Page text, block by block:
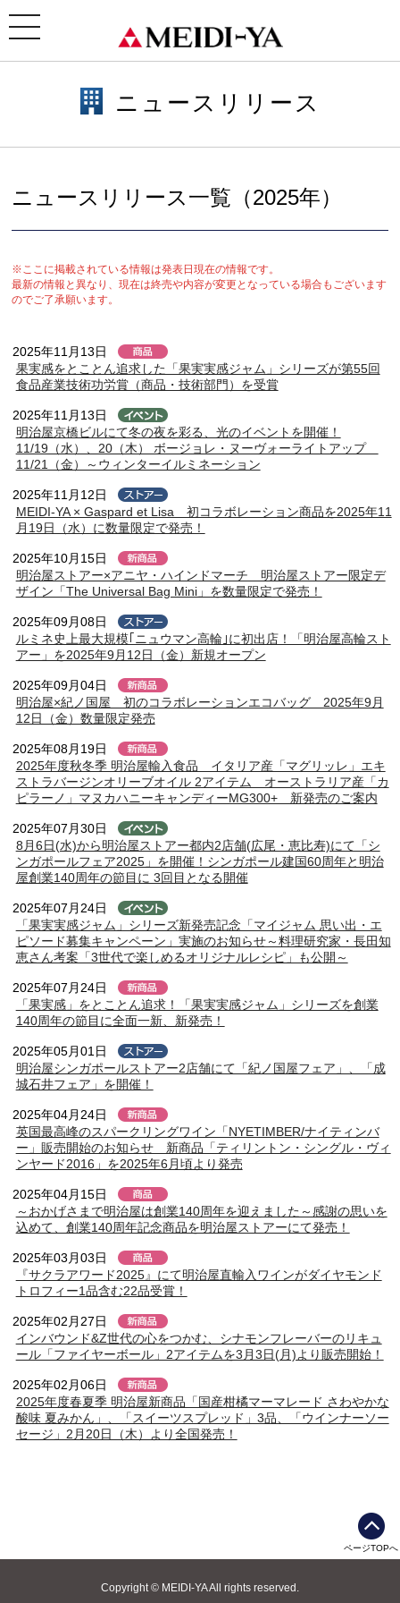
toggle
navigation
ニュースリリース
ニュースリリース一覧（2025年）
※ここに掲載されている情報は発表日現在の情報です。
最新の情報と異なり、現在は終売や内容が変更となっている場合もございます
のでご了承願います。
2025年11月13日
果実感をとことん追求した「果実実感ジャム」シリーズが第55回
食品産業技術功労賞（商品・技術部門）を受賞
2025年11月13日
明治屋京橋ビルにて冬の夜を彩る、光のイベントを開催！
11/19（水）、20（木） ボージョレ・ヌーヴォーライトアップ
11/21（金）～ウィンターイルミネーション
2025年11月12日
MEIDI-YA × Gaspard et Lisa 初コラボレーション商品を2025年11
月19日（水）に数量限定で発売！
2025年10月15日
明治屋ストアー×アニヤ・ハインドマーチ 明治屋ストアー限定デ
ザイン「The Universal Bag Mini」を数量限定で発売！
2025年09月08日
ルミネ史上最大規模｢ニュウマン高輪｣に初出店！「明治屋高輪スト
アー」を2025年9月12日（金）新規オープン
2025年09月04日
明治屋×紀ノ国屋 初のコラボレーションエコバッグ 2025年9月
12日（金）数量限定発売
2025年08月19日
2025年度秋冬季 明治屋輸入食品 イタリア産「マグリッレ」エキ
ストラバージンオリーブオイル 2アイテム オーストラリア産「カ
ピラーノ」マヌカハニーキャンディーMG300+ 新発売のご案内
2025年07月30日
8月6日(水)から明治屋ストアー都内2店舗(広尾・恵比寿)にて「シ
ンガポールフェア2025」を開催！シンガポール建国60周年と明治
屋創業140周年の節目に 3回目となる開催
2025年07月24日
「果実実感ジャム」シリーズ新発売記念「マイジャム 思い出・エ
ピソード募集キャンペーン」実施のお知らせ～料理研究家・長田知
恵さん考案「3世代で楽しめるオリジナルレシピ」も公開～
2025年07月24日
「果実感」をとことん追求！「果実実感ジャム」シリーズを創業
140周年の節目に全面一新、新発売！
2025年05月01日
明治屋シンガポールストアー2店舗にて「紀ノ国屋フェア」、「成
城石井フェア」を開催！
2025年04月24日
英国最高峰のスパークリングワイン「NYETIMBER/ナイティンバ
ー」販売開始のお知らせ 新商品「ティリントン・シングル・ヴィ
ンヤード2016」を2025年6月頃より発売
2025年04月15日
～おかげさまで明治屋は創業140周年を迎えました～感謝の思いを
込めて、創業140周年記念商品を明治屋ストアーにて発売！
2025年03月03日
『サクラアワード2025』にて明治屋直輸入ワインがダイヤモンド
トロフィー1品含む22品受賞！
2025年02月27日
インバウンド&Z世代の心をつかむ、シナモンフレーバーのリキュ
ール「ファイヤーボール」2アイテムを3月3日(月)より販売開始！
2025年02月06日
2025年度春夏季 明治屋新商品「国産柑橘マーマレード さわやかな
酸味 夏みかん」、「スイーツスプレッド」3品、「ウインナーソー
セージ」2月20日（木）より全国発売！
ページTOPへ
Copyright © MEIDI-YA All rights reserved.